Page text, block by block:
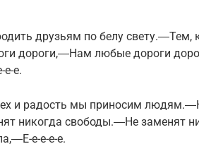
друзьям по белу свету.―Тем,
дороги,―Нам любые дороги
е-е.
и радость мы приносим
никогда свободы.―Не заменят
е-е-е-е.